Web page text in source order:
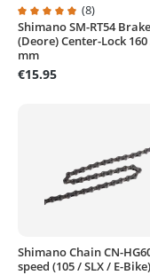
Average rating of 4.8
(8)
Shimano SM-RT54
(Deore) Center-Lock 160
mm
€15.95
Shimano Chain CN-
speed (105 / SLX / E-Bike)